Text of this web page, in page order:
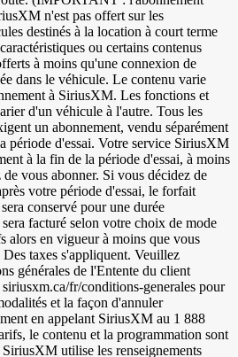
n'est pas offert sur les
destinés à la location à court terme
ou certains contenus
à moins qu'une connexion de
dans le véhicule. Le contenu varie
à SiriusXM. Les fonctions et
d'un véhicule à l'autre. Tous les
un abonnement, vendu séparément
période d'essai. Votre service SiriusXM
à la fin de la période d'essai, à moins
vous abonner. Si vous décidez de
votre période d'essai, le forfait
conservé pour une durée
facturé selon votre choix de mode
alors en vigueur à moins que vous
taxes s'appliquent. Veuillez
générales de l'Entente du client
fr/conditions-generales pour
et la façon d'annuler
en appelant SiriusXM au 1 888
le contenu et la programmation sont
SiriusXM utilise les renseignements